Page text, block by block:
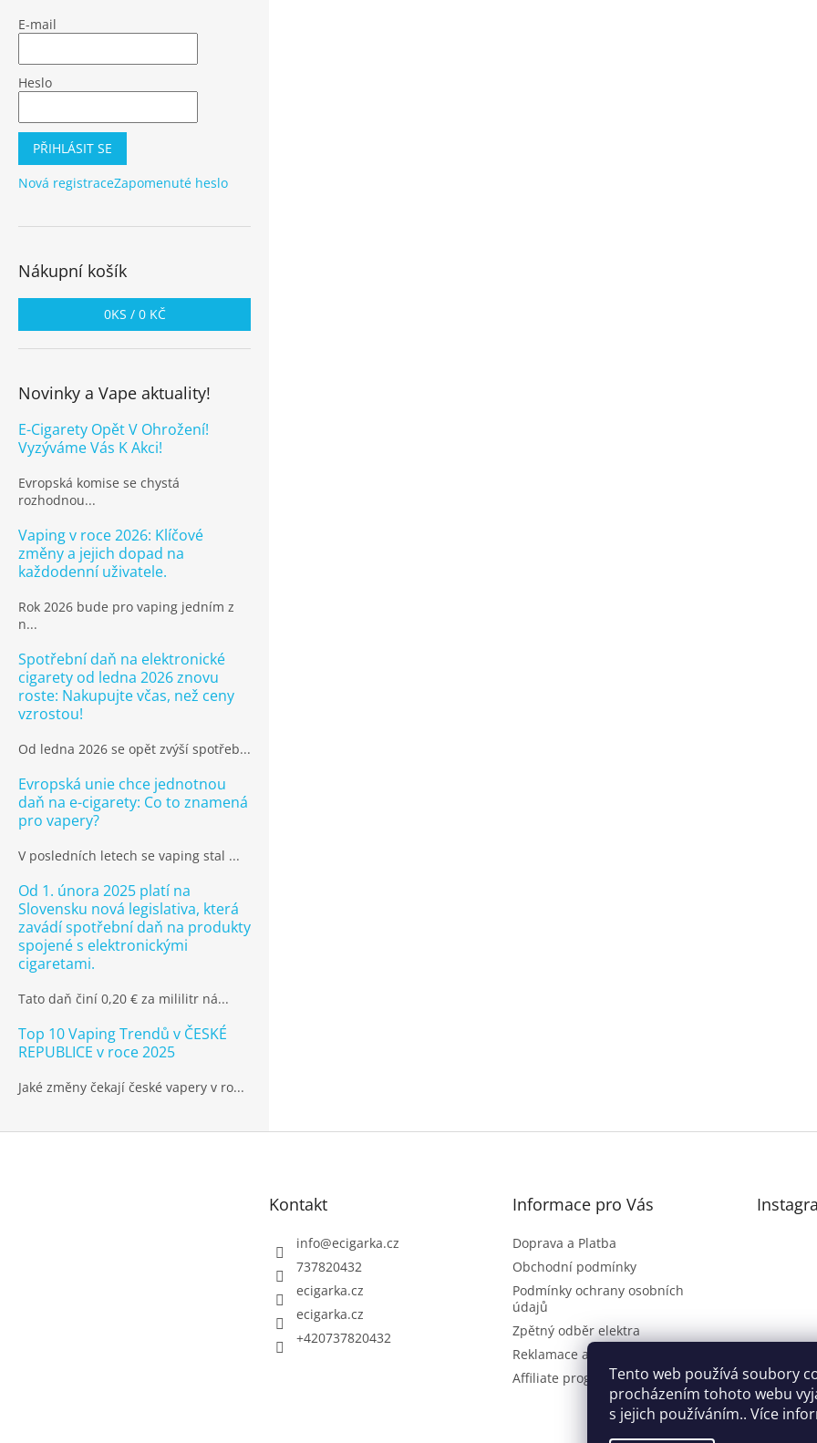
Tento web používá soubory
procházením tohoto webu
s jejich používáním.. Více
E-mail
Heslo
PŘIHLÁSIT SE
Nová registraceZapomenuté heslo
Nákupní košík
0KS / 0 KČ
Novinky a Vape aktuality!
E-Cigarety Opět V Ohrožení!
Vyzýváme Vás K Akci!
Evropská komise se chystá
rozhodnou...
Vaping v roce 2026: Klíčové
změny a jejich dopad na
každodenní uživatele.
Rok 2026 bude pro vaping jedním z
n...
Spotřební daň na elektronické
cigarety od ledna 2026 znovu
roste: Nakupujte včas, než ceny
vzrostou!
Od ledna 2026 se opět zvýší spotřeb...
Evropská unie chce jednotnou
daň na e-cigarety: Co to znamená
pro vapery?
V posledních letech se vaping stal ...
Od 1. února 2025 platí na
Slovensku nová legislativa, která
zavádí spotřební daň na produkty
spojené s elektronickými
cigaretami.
Tato daň činí 0,20 € za mililitr ná...
Top 10 Vaping Trendů v ČESKÉ
REPUBLICE v roce 2025
Jaké změny čekají české vapery v ro...
Kontakt
info@ecigarka.cz
737820432
ecigarka.cz
ecigarka.cz
+420737820432
Informace pro Vás
Doprava a Platba
Obchodní podmínky
Podmínky ochrany osobních
údajů
Zpětný odběr elektra
Reklamace a vrácení zboží
Affiliate program